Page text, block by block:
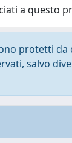
a questo
protetti da
salvo